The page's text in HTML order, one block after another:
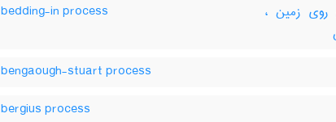
روی زمین ،
bedding-in process
bengaough-stuart process
bergius process